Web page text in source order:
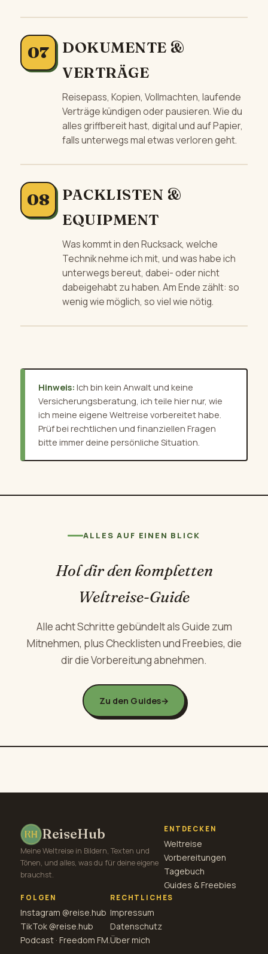
DOKUMENTE &
VERTRÄGE
Reisepass, Kopien, Vollmachten, laufende
Verträge kündigen oder pausieren. Wie du
alles griffbereit hast, digital und auf Papier,
falls unterwegs mal etwas verloren geht.
PACKLISTEN &
EQUIPMENT
Was kommt in den Rucksack, welche
Technik nehme ich mit, und was habe ich
unterwegs bereut, dabei- oder nicht
dabeigehabt zu haben. Am Ende zählt: so
wenig wie möglich, so viel wie nötig.
Hinweis: Ich bin kein Anwalt und keine
Versicherungsberatung, ich teile hier nur, wie
ich meine eigene Weltreise vorbereitet habe.
Prüf bei rechtlichen und finanziellen Fragen
bitte immer deine persönliche Situation.
ALLES AUF EINEN BLICK
Hol dir den kompletten
Weltreise-Guide
Alle acht Schritte gebündelt als Guide zum
Mitnehmen, plus Checklisten und Freebies, die
dir die Vorbereitung abnehmen.
Zu den Guides→
ReiseHub
Meine Weltreise in Bildern, Texten und
Tönen, und alles, was du für deine eigene
brauchst.
ENTDECKEN
Weltreise
Vorbereitungen
Tagebuch
Guides & Freebies
FOLGEN
Instagram @reise.hub
TikTok @reise.hub
Podcast · Freedom FM.
RECHTLICHES
Impressum
Datenschutz
Über mich